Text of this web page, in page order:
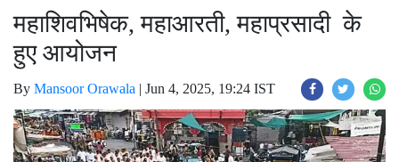
महाशिवभिषेक, महाआरती, महाप्रसादी के
हुए आयोजन
By Mansoor Orawala | Jun 4, 2025, 19:24 IST